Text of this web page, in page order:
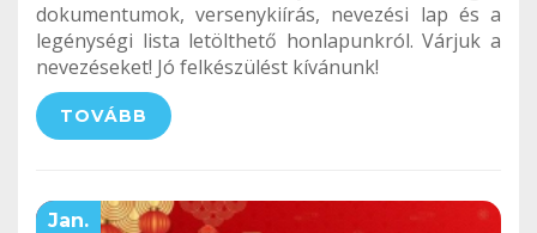
dokumentumok, versenykiírás, nevezési lap és a
legénységi lista letölthető honlapunkról. Várjuk a
nevezéseket! Jó felkészülést kívánunk!
TOVÁBB
Jan.